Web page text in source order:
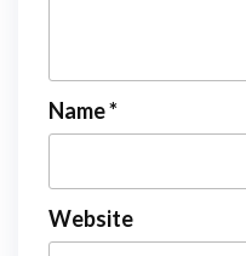
Name*
Website